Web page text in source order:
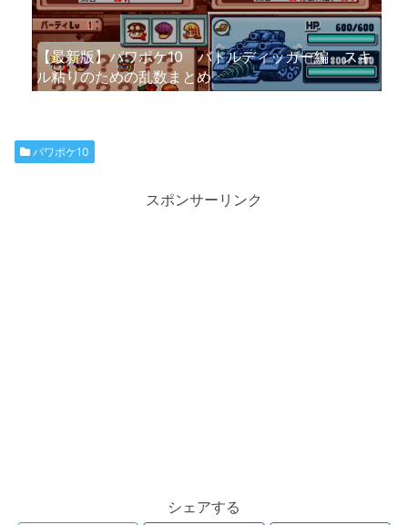
【最新版】パワポケ10 バトルディッガー編 スキ
ル粘りのための乱数まとめ
パワポケ10
スポンサーリンク
シェアする